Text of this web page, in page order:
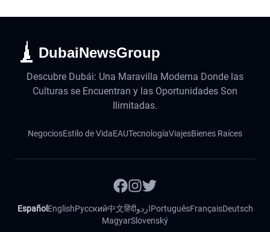
DubaiNewsGroup
Descubre Dubái: Una Maravilla Moderna Donde las
Culturas se Encuentran y las Oportunidades Son
Ilimitadas.
NegociosEstilo de VidaEAUTecnologíaViajesBienes Raíces
Español EnglishРусский中文हिंदीاردوPortuguêsFrançaisDeutsch
MagyarSlovenský